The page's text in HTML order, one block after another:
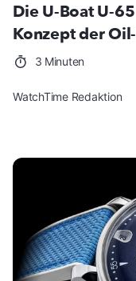
Die U-Boat U-
Konzept der
3 Minuten
WatchTime Redaktion